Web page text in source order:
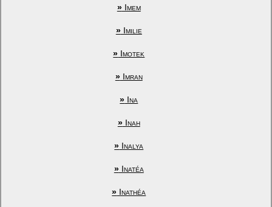
»Imem
»Imilie
» Imotek
»Imran
» Ina
»Inah
» Inalya
»Inatéa
» Inathéa